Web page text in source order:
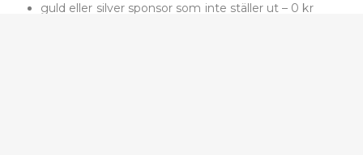
guld eller silver sponsor som inte ställer ut – 0 kr